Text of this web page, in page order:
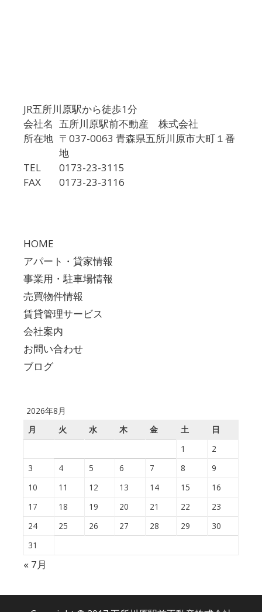
JR五所川原駅から徒歩1分
会社名 五所川原駅前不動産 株式会社
所在地 〒037-0063 青森県五所川原市大町１番
地
TEL
0173-23-3115
FAX
0173-23-3116
HOME
アパート・貸家情報
事業用・駐車場情報
売買物件情報
賃貸管理サービス
会社案内
お問い合わせ
ブログ
2026年8月
月
火 水 木 金 土
日
1
2
3
4 5 6 7 8
9
10
11 12 13 14 15
16
17
18 19 20 21 22
23
24
25 26 27 28 29
30
31
« 7月